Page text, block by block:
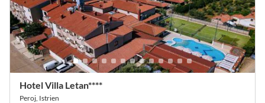
Hotel Villa Letan****
Peroj, Istrien